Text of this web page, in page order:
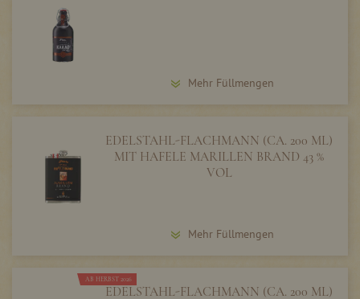
Mehr Füllmengen
EDELSTAHL-FLACHMANN (CA. 200 ML)
MIT HAFELE MARILLEN BRAND 43 %
VOL
Mehr Füllmengen
AB HERBST 2026
EDELSTAHL-FLACHMANN (CA. 200 ML)